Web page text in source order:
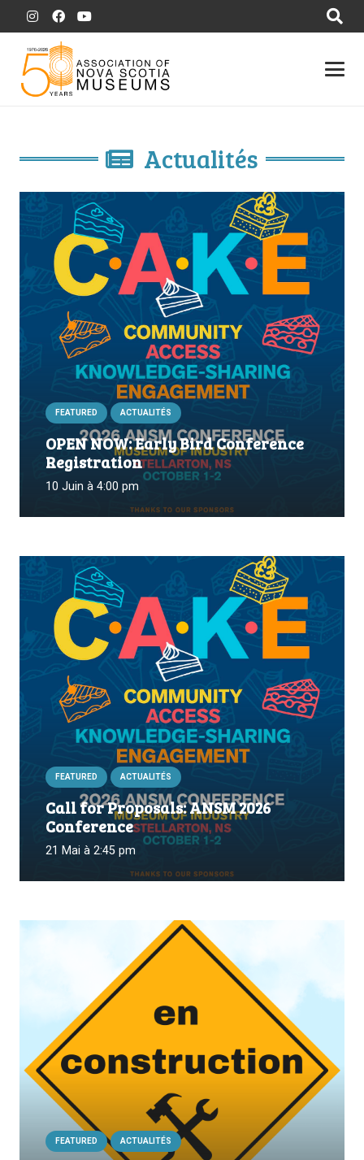
Actualités
FEATURED ACTUALITÉS
OPEN NOW: Early Bird Conference
Registration
10 Juin à 4:00 pm
FEATURED ACTUALITÉS
Call for Proposals: ANSM 2026
Conference
21 Mai à 2:45 pm
FEATURED ACTUALITÉS